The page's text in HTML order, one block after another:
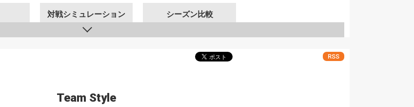
対戦シミュレーション シーズン比較
RSS
Team Style